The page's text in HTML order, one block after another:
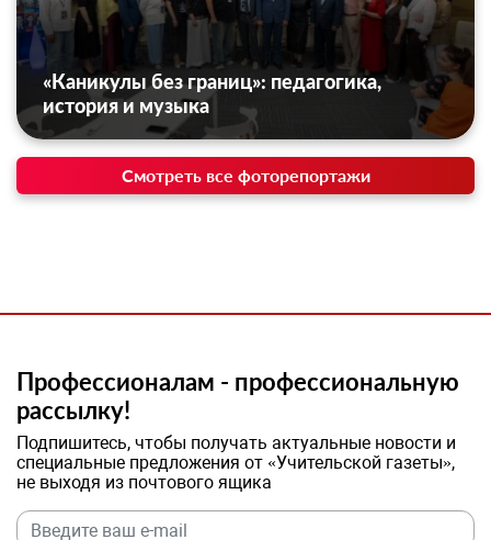
«Каникулы без границ»: педагогика,
история и музыка
Смотреть все фоторепортажи
Профессионалам - профессиональную
рассылку!
Подпишитесь, чтобы получать актуальные новости и
специальные предложения от «Учительской газеты»,
не выходя из почтового ящика